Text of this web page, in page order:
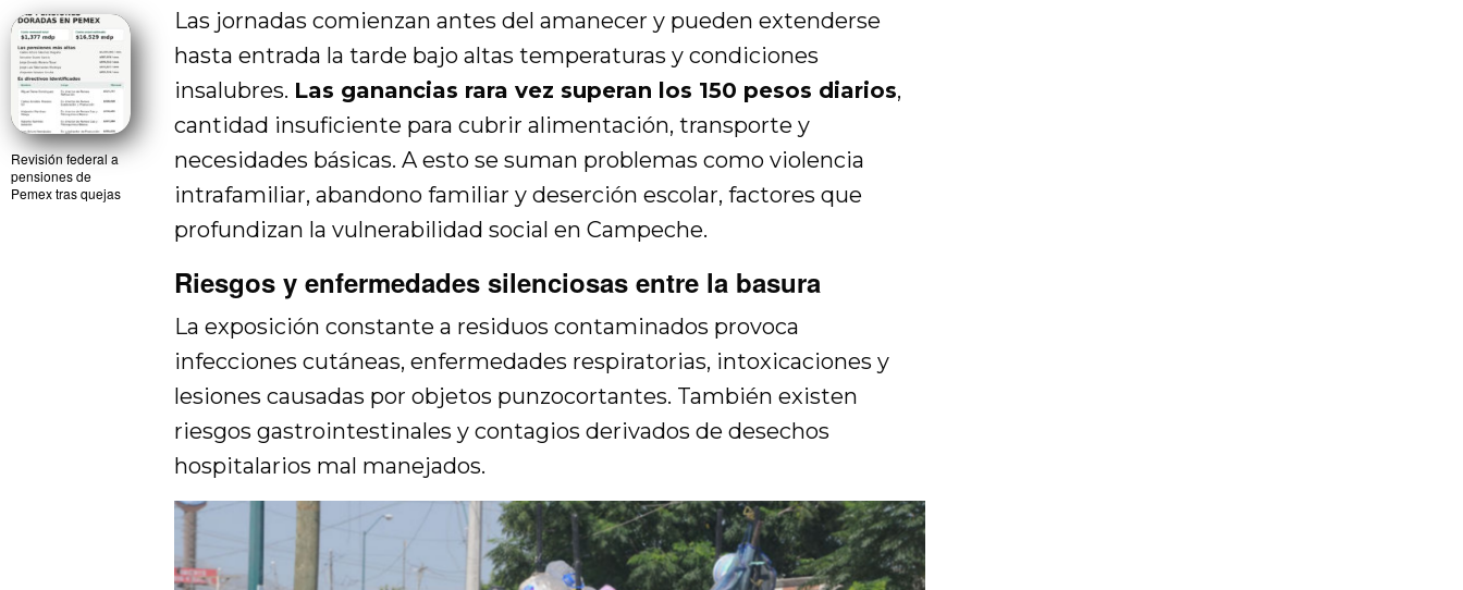
Revisión federal a
pensiones de
Pemex tras quejas
Las jornadas comienzan antes del amanecer y pueden extenderse
hasta entrada la tarde bajo altas temperaturas y condiciones
insalubres. Las ganancias rara vez superan los 150 pesos diarios,
cantidad insuficiente para cubrir alimentación, transporte y
necesidades básicas. A esto se suman problemas como violencia
intrafamiliar, abandono familiar y deserción escolar, factores que
profundizan la vulnerabilidad social en Campeche.
Riesgos y enfermedades silenciosas entre la basura
La exposición constante a residuos contaminados provoca
infecciones cutáneas, enfermedades respiratorias, intoxicaciones y
lesiones causadas por objetos punzocortantes. También existen
riesgos gastrointestinales y contagios derivados de desechos
hospitalarios mal manejados.